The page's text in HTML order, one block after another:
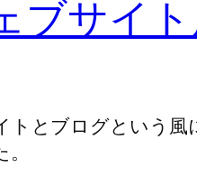
ブサイ
とブログという